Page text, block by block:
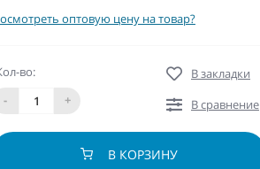
оптовую цену на товар?
во:
-
+
В закладки
В сравнение
В КОРЗИНУ